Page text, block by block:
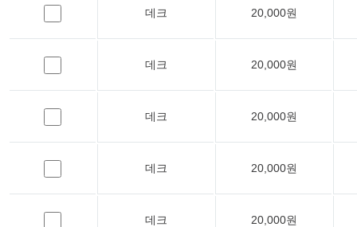
데크 20,000원
데크 20,000원
데크 20,000원
데크 20,000원
데크 20,000원